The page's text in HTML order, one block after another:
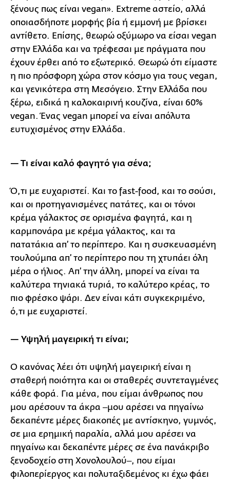
ξένους πως είναι vegan». Extreme αστείο, αλλά
οποιασδήποτε μορφής βία ή εμμονή με βρίσκει
αντίθετο. Επίσης, θεωρώ οξύμωρο να είσαι vegan
στην Ελλάδα και να τρέφεσαι με πράγματα που
έχουν έρθει από το εξωτερικό. Θεωρώ ότι είμαστε
η πιο πρόσφορη χώρα στον κόσμο για τους vegan,
και γενικότερα στη Μεσόγειο. Στην Ελλάδα που
ξέρω, ειδικά η καλοκαιρινή κουζίνα, είναι 60%
vegan. Ένας vegan μπορεί να είναι απόλυτα
ευτυχισμένος στην Ελλάδα.
— Τι είναι καλό φαγητό για σένα;
Ό,τι με ευχαριστεί. Και το fast-food, και το σούσι,
και οι προτηγανισμένες πατάτες, και οι τόνοι
κρέμα γάλακτος σε ορισμένα φαγητά, και η
καρμπονάρα με κρέμα γάλακτος, και τα
πατατάκια απ’ το περίπτερο. Και η συσκευασμένη
τουλούμπα απ’ το περίπτερο που τη χτυπάει όλη
μέρα ο ήλιος. Απ’ την άλλη, μπορεί να είναι τα
καλύτερα τηνιακά τυριά, το καλύτερο κρέας, το
πιο φρέσκο ψάρι. Δεν είναι κάτι συγκεκριμένο,
ό,τι με ευχαριστεί.
— Υψηλή μαγειρική τι είναι;
Ο κανόνας λέει ότι υψηλή μαγειρική είναι η
σταθερή ποιότητα και οι σταθερές συντεταγμένες
κάθε φορά. Για μένα, που είμαι άνθρωπος που
μου αρέσουν τα άκρα ‒μου αρέσει να πηγαίνω
δεκαπέντε μέρες διακοπές με αντίσκηνο, γυμνός,
σε μια ερημική παραλία, αλλά μου αρέσει να
πηγαίνω και δεκαπέντε μέρες σε ένα πανάκριβο
ξενοδοχείο στη Χονολουλού‒, που είμαι
φιλοπερίεργος και πολυταξιδεμένος κι έχω φάει